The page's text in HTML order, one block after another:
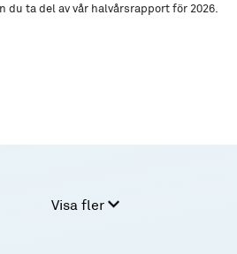
du ta del av vår halvårsrapport för 2026.
Visa fler